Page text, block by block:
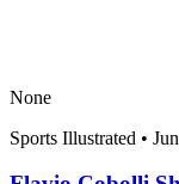
None
Sports Illustrated •